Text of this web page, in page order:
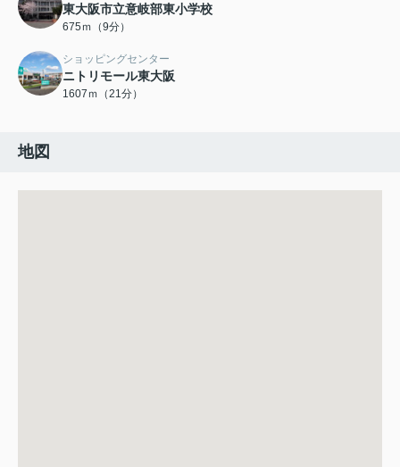
東大阪市立意岐部東小学校
675ｍ（9分）
ショッピングセンター
ニトリモール東大阪
1607ｍ（21分）
地図